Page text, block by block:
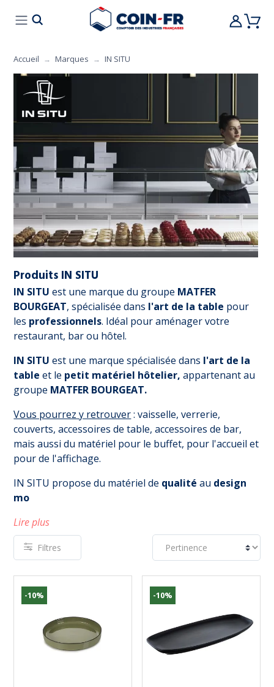
CUISINE MOBILIER
Accueil Marques IN SITU
Produits IN SITU
IN SITU est une marque du groupe MATFER
BOURGEAT, spécialisée dans l'art de la table pour
les professionnels. Idéal pour aménager votre
restaurant, bar ou hôtel.
IN SITU est une marque spécialisée dans l'art de la
table et le petit matériel hôtelier,appartenant au
groupe MATFER BOURGEAT.
Vous pourrez y retrouver: vaisselle, verrerie,
couverts, accessoires de table, accessoires de bar,
mais aussi du matériel pour le buffet, pour l'accueil et
pour de l'affichage.
IN SITU propose du matériel de qualité au design
mo
Lire plus
Filtres
-10% -10%